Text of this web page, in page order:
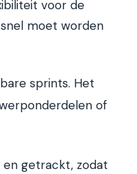
voor de
moet worden
sprints. Het
of
getrackt, zodat